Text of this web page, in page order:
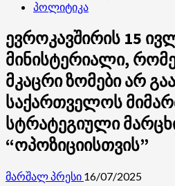
პოლიტიკა
ევროკავშირის 15
მინისტერიალი,
მკაცრი ზომები არ
საქართველოს
სტრატეგიული
“ოპოზიციისთვის”
მარშალ პრესი 16/07/2025